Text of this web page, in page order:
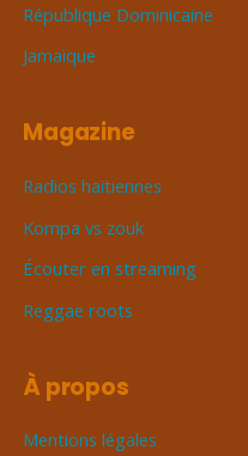
République Dominicaine
Jamaïque
Magazine
Radios haïtiennes
Kompa vs zouk
Écouter en streaming
Reggae roots
À propos
Mentions légales